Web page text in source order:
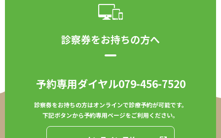
診察券をお持ちの方へ
予約専用ダイヤル079-456-7520
診察券をお持ちの方はオンラインで診療予約が可能です。
下記ボタンから予約専用ページをご利用ください。